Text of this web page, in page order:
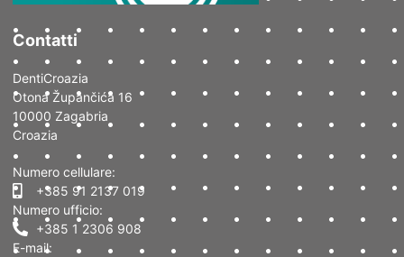
Contatti
DentiCroazia
Otona Župančića 16
10000 Zagabria
Croazia
Numero cellulare:
+385 91 2137 019
Numero ufficio:
+385 1 2306 908
E-mail: